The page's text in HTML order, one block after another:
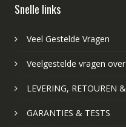
Snelle links
Veel Gestelde Vragen
Veelgestelde vragen
LEVERING, RETOUREN
GARANTIES & TESTS